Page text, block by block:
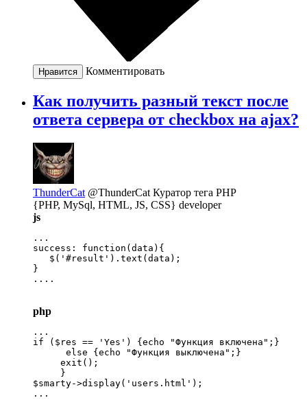
Нравится Комментировать
Как получить разный текст после
ответа сервера от checkbox на ajax?
ThunderCat @ThunderCat Куратор тега PHP
{PHP, MySql, HTML, JS, CSS} developer
js
...
success: function(data){
   $('#result').text(data);
}
....
php
...
if ($res == 'Yes') {echo "Функция включена";}
      else {echo "Функция выключена";}
     exit();
     }
$smarty->display('users.html');
...